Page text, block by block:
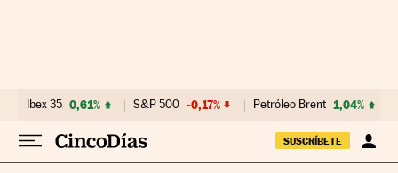
Ibex 35 0,61% S&P 500 -0,17% Petróleo Brent 1,04%
SUSCRÍBETE